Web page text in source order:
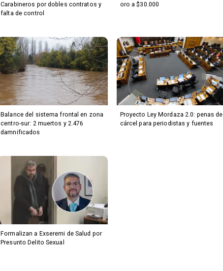
Carabineros por dobles contratos y
falta de control
oro a $30.000
Balance del sistema frontal en zona
centro-sur: 2 muertos y 2.476
damnificados
Proyecto Ley Mordaza 2.0: penas de
cárcel para periodistas y fuentes
Formalizan a Exseremi de Salud por
Presunto Delito Sexual